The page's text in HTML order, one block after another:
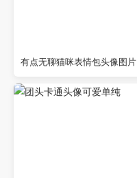
有点无聊猫咪表情包头像图片